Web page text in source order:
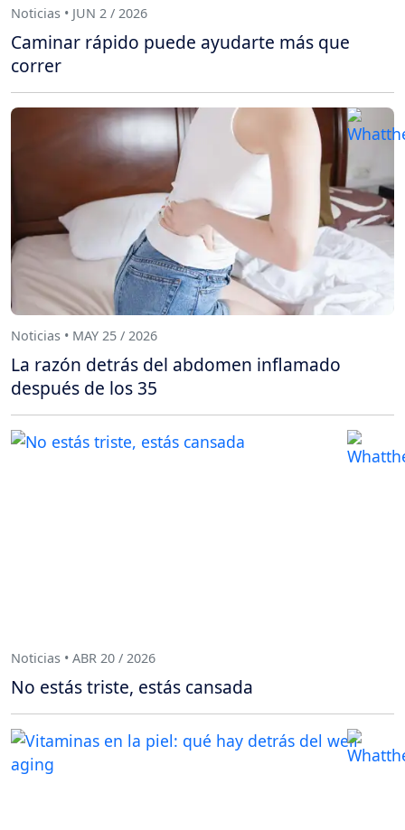
Noticias • JUN 2 / 2026
Caminar rápido puede ayudarte más que
correr
Noticias • MAY 25 / 2026
La razón detrás del abdomen inflamado
después de los 35
Noticias • ABR 20 / 2026
No estás triste, estás cansada